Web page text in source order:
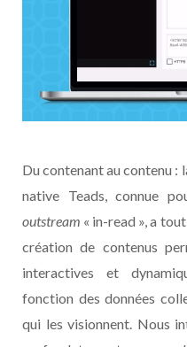
Du contenant au contenu :
native Teads, connue
outstream « in-read », a
création de contenus
interactives et
fonction des données
qui les visionnent. Nous